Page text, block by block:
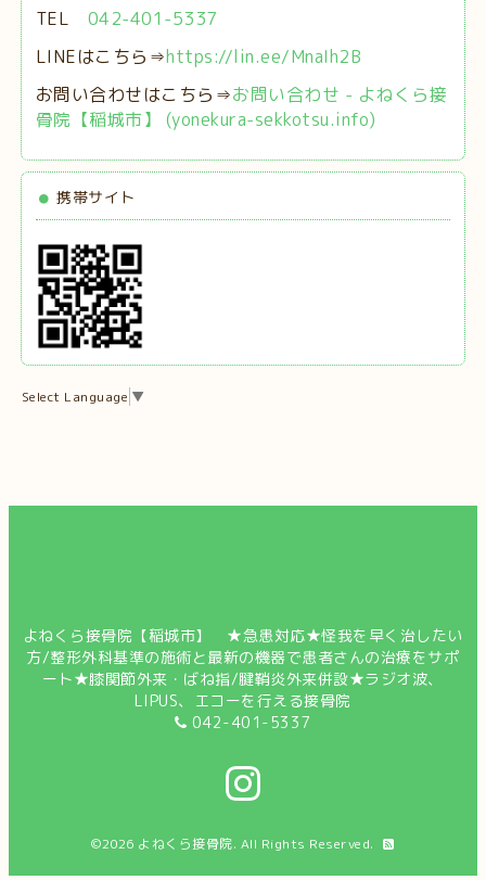
TEL 042-401-5337
LINEはこちら⇒https://lin.ee/MnaIh2B
お問い合わせはこちら⇒お問い合わせ - よねくら接
骨院【稲城市】 (yonekura-sekkotsu.info)
携帯サイト
Select Language ▼
よねくら接骨院【稲城市】 ★急患対応★怪我を早く治したい
方/整形外科基準の施術と最新の機器で患者さんの治療をサポ
ート★膝関節外来・ばね指/腱鞘炎外来併設★ラジオ波、
LIPUS、エコーを行える接骨院
042-401-5337
©2026 よねくら接骨院. All Rights Reserved.